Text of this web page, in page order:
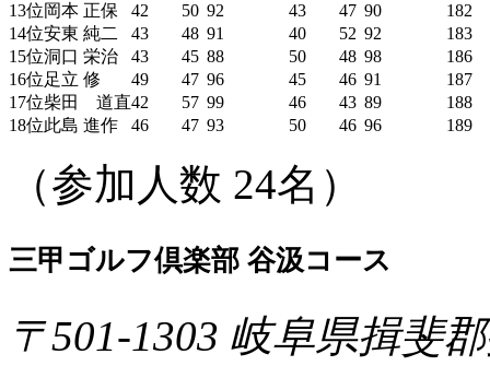
13位岡本 正保 42 50 92 43 47 90
182
14位安東 純二 43 48 91 40 52 92
183
15位洞口 栄治 43 45 88 50 48 98
186
16位足立 修 49 47 96 45 46 91
187
17位柴田 道直42 57 99 46 43 89
188
18位此島 進作 46 47 93 50 46 96 189
（参加人数 24名）
三甲ゴルフ倶楽部 谷汲コース
〒501-1303 岐阜県揖斐